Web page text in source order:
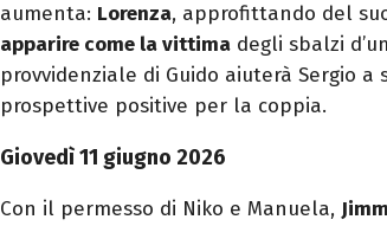
aumenta: Lorenza, approfittando del
apparire come la vittima degli sbalzi
provvidenziale di Guido aiuterà Sergio
prospettive positive per la coppia.
Giovedì 11 giugno 2026
Con il permesso di Niko e Manuela,